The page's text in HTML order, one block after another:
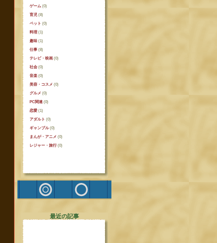
ゲーム (0)
育児 (8)
ペット (0)
料理 (1)
趣味 (1)
仕事 (8)
テレビ・映画 (0)
社会 (0)
音楽 (0)
美容・コスメ (0)
グルメ (0)
PC関連 (0)
恋愛 (1)
アダルト (0)
ギャンブル(0)
まんが・アニメ (0)
レジャー・旅行 (0)
最近の記事